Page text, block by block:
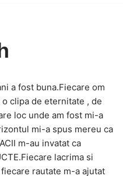
a fost buna.Fiecare om
clipa de eternitate , de
loc unde am fost mi-a
mi-a spus mereu ca
m-au invatat ca
lacrima si
rautate m-a ajutat